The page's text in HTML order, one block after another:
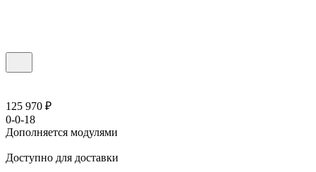
125 970 ₽
0-0-18
Дополняется модулями
Доступно для доставки